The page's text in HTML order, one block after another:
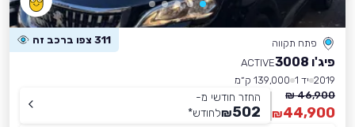
פתח תקווה 311 צפו ברכב זה
פיג'ו 3008
ACTIVE
2019 יד 1
139,000 ק״מ
46,900 ₪
44,900
₪
החזר חודשי מ-
502
₪לחודש*